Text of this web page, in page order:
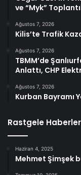
ve “Myk”
Ağustos 7, 2026
Kilis’te Trafik
Ağustos 7, 2026
TBMM’de
Anlattı, CHP
Ağustos 7, 2026
Kurban Bayramı
Rastgele Haberler
Haziran 4, 2025
Mehmet Şimşek